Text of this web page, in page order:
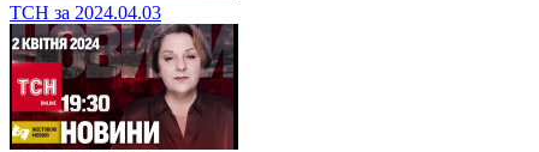
ТСН за 2024.04.03